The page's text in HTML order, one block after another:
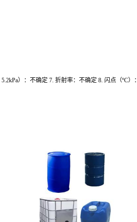
）：不确定 7. 折射率：不确定 8. 闪点（ºC）